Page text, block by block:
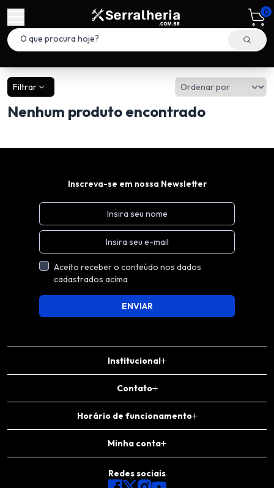
0
Filtrar
Nenhum produto encontrado
Institucional
Contato
Horário de funcionamento
Minha conta
Redes sociais
Inscreva-se em nossa Newsletter
Aceito receber o conteúdo nos dados
cadastrados acima
ENVIAR